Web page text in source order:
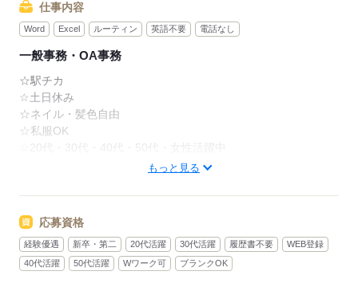
仕事内容
Word Excel ルーティン 英語不要 電話なし
一般事務・OA事務
☆駅チカ
☆土日休み
☆ネイル・髪色自由
☆私服OK
☆20代・30代・40代・50代・女性活躍中
＝＝＝＝＝＝＝＝＝＝＝＝＝＝
物流会社での一般事務
＝＝＝＝＝＝＝＝＝＝＝＝＝＝
もっと見る
応募資格
経験優遇 新卒・第二 20代活躍 30代活躍 履歴書不要
WEB登録
40代活躍
50代活躍 Wワーク可 ブランクOK